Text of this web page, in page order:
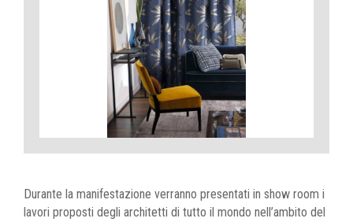
Durante la manifestazione verranno presentati in show room i
lavori proposti degli architetti di tutto il mondo nell’ambito del